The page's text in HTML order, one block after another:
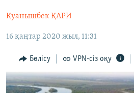
Skip
to
ӘЛЕУМЕТ
ӘЛЕМ
АРНАЙЫ ЖОБАЛАР
Русский
Қуанышбек ҚАРИ
16 қаңтар 2020 жыл, 11:31
Бөлісу VPN-сіз оқу